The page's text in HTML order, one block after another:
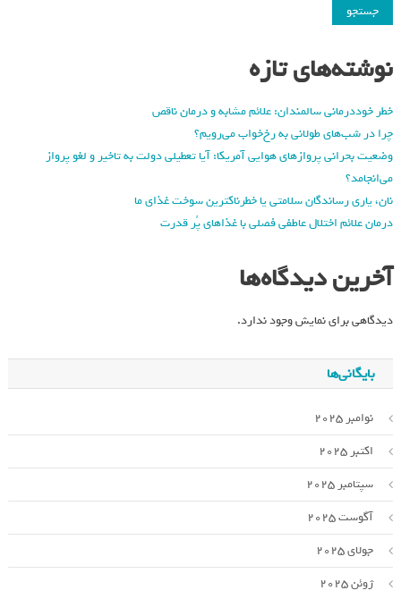
جستجو
نوشته‌های تازه
خطر خوددرمانی سالمندان: علائم مشابه و درمان ناقص
چرا در شب‌های طولانی به رخ‌خواب می‌رویم؟
وضعیت بحرانی پروازهای هوایی آمریکا: آیا تعطیلی دولت به تاخیر و لغو پرواز
می‌انجامد؟
نان، یاری رساندگان سلامتی یا خطرناکترین سوخت غذای ما
درمان علائم اختلال عاطفی فصلی با غذاهای پُر قدرت
آخرین دیدگاه‌ها
دیدگاهی برای نمایش وجود ندارد.
بایگانی‌ها
نوامبر 2025
اکتبر 2025
سپتامبر 2025
آگوست 2025
جولای 2025
ژوئن 2025